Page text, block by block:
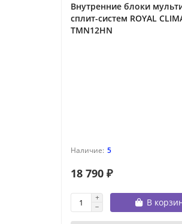
Внутренние блоки
сплит-систем ROYAL
TMN12HN
5
18 790 ₽
В